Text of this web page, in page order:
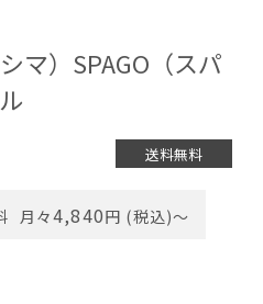
マ）SPAGO（スパ
送料無料
月々4,840円 (税込)〜